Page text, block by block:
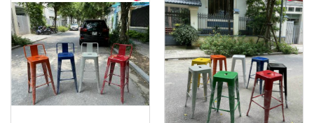
ghế bar tolix